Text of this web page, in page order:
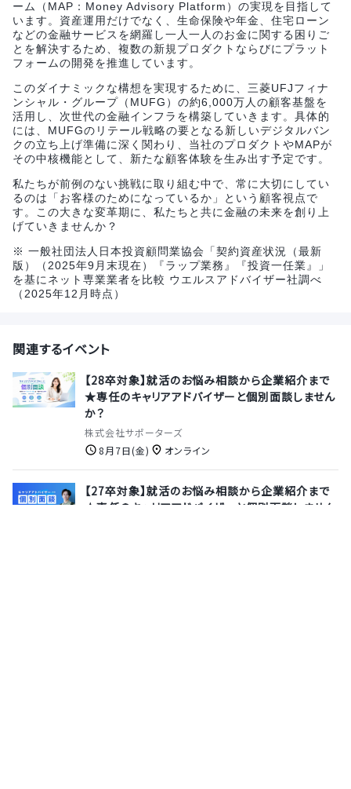
ーム（MAP：Money Advisory Platform）の実現を目指して
います。資産運用だけでなく、生命保険や年金、住宅ローン
などの金融サービスを網羅し一人一人のお金に関する困りご
とを解決するため、複数の新規プロダクトならびにプラット
フォームの開発を推進しています。
このダイナミックな構想を実現するために、三菱UFJフィナ
ンシャル・グループ（MUFG）の約6,000万人の顧客基盤を
活用し、次世代の金融インフラを構築していきます。具体的
には、MUFGのリテール戦略の要となる新しいデジタルバン
クの立ち上げ準備に深く関わり、当社のプロダクトやMAPが
その中核機能として、新たな顧客体験を生み出す予定です。
私たちが前例のない挑戦に取り組む中で、常に大切にしてい
るのは「お客様のためになっているか」という顧客視点で
す。この大きな変革期に、私たちと共に金融の未来を創り上
げていきませんか？
※ 一般社団法人日本投資顧問業協会「契約資産状況（最新
版）（2025年9月末現在）『ラップ業務』『投資一任業』」
を基にネット専業業者を比較 ウエルスアドバイザー社調べ
（2025年12月時点）
関連するイベント
【28卒対象】就活のお悩み相談から企業紹介まで
★専任のキャリアアドバイザーと個別面談しません
か？
株式会社サポーターズ
8月7日(金)
オンライン
【27卒対象】就活のお悩み相談から企業紹介まで
★専任のキャリアアドバイザーと個別面談しません